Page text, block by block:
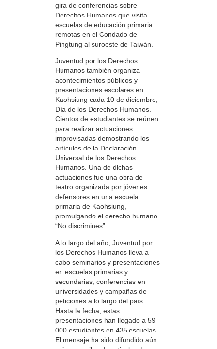
gira de conferencias sobre
Derechos Humanos que visita
escuelas de educación primaria
remotas en el Condado de
Pingtung al suroeste de Taiwán.
Juventud por los Derechos
Humanos también organiza
acontecimientos públicos y
presentaciones escolares en
Kaohsiung cada 10 de diciembre,
Día de los Derechos Humanos.
Cientos de estudiantes se reúnen
para realizar actuaciones
improvisadas demostrando los
artículos de la Declaración
Universal de los Derechos
Humanos. Una de dichas
actuaciones fue una obra de
teatro organizada por jóvenes
defensores en una escuela
primaria de Kaohsiung,
promulgando el derecho humano
“No discrimines”.
A lo largo del año, Juventud por
los Derechos Humanos lleva a
cabo seminarios y presentaciones
en escuelas primarias y
secundarias, conferencias en
universidades y campañas de
peticiones a lo largo del país.
Hasta la fecha, estas
presentaciones han llegado a 59
000 estudiantes en 435 escuelas.
El mensaje ha sido difundido aún